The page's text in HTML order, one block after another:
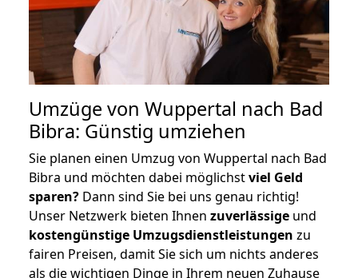
Umzüge von Wuppertal nach Bad
Bibra: Günstig umziehen
Sie planen einen Umzug von Wuppertal nach Bad
Bibra und möchten dabei möglichstviel Geld
sparen? Dann sind Sie bei uns genau richtig!
Unser Netzwerk bieten Ihnen zuverlässige und
kostengünstige Umzugsdienstleistungen zu
fairen Preisen, damit Sie sich um nichts anderes
als die wichtigen Dinge in Ihrem neuen Zuhause